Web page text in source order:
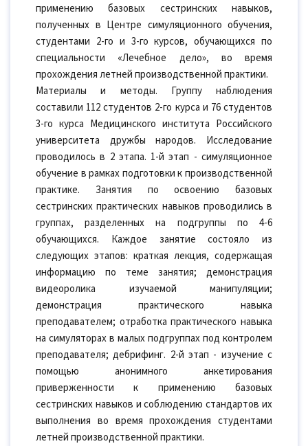
применению базовых сестринских навыков,
полученных в Центре симуляционного обучения,
студентами 2-го и 3-го курсов, обучающихся по
специальности «Лечебное дело», во время
прохождения летней производственной практики.
Материалы и методы. Группу наблюдения
составили 112 студентов 2-го курса и 76 студентов
3-го курса Медицинского института Российского
университета дружбы народов. Исследование
проводилось в 2 этапа. 1-й этап - симуляционное
обучение в рамках подготовки к производственной
практике. Занятия по освоению базовых
сестринских практических навыков проводились в
группах, разделенных на подгруппы по 4-6
обучающихся. Каждое занятие состояло из
следующих этапов: краткая лекция, содержащая
информацию по теме занятия; демонстрация
видеоролика изучаемой манипуляции;
демонстрация практического навыка
преподавателем; отработка практического навыка
на симуляторах в малых подгруппах под контролем
преподавателя; дебрифинг. 2-й этап - изучение с
помощью анонимного анкетирования
приверженности к применению базовых
сестринских навыков и соблюдению стандартов их
выполнения во время прохождения студентами
летней производственной практики.